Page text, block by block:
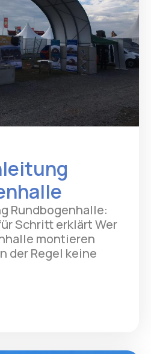
Rundbogenhalle:
Schritt erklärt Wer
montieren
der Regel keine